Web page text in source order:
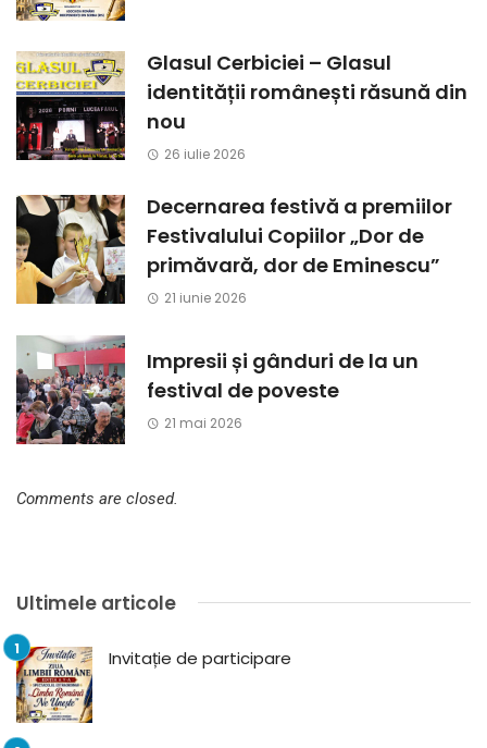
Glasul Cerbiciei – Glasul
identității românești răsună din
nou
26 iulie 2026
Decernarea festivă a premiilor
Festivalului Copiilor „Dor de
primăvară, dor de Eminescu”
21 iunie 2026
Impresii și gânduri de la un
festival de poveste
21 mai 2026
Comments are closed.
Ultimele articole
Invitație de participare